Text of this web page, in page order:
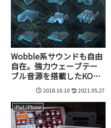
Wobble系サウンドも自由
自在。強力ウェーブテー
ブル音源を搭載したKORG
の新世代グルーブボック
ス、ELECTRIBE Waveの実
力
2018.10.10 2021.05.27
iPad/iPhone